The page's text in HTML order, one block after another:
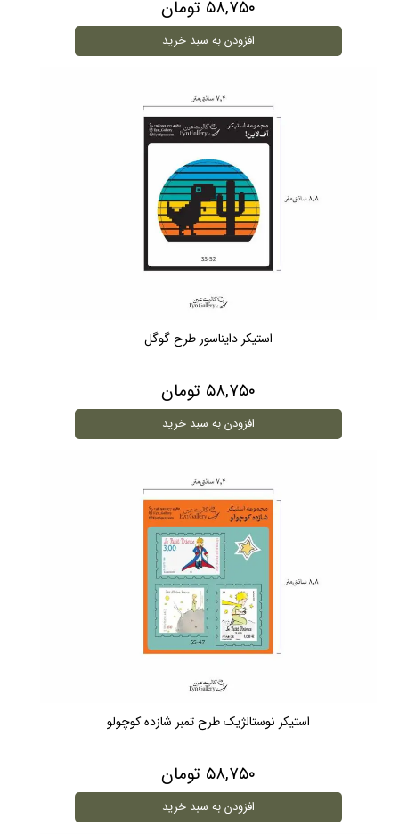
۵۸,۷۵۰ تومان
افزودن به سبد خرید
استیکر دایناسور طرح گوگل
۵۸,۷۵۰ تومان
افزودن به سبد خرید
استیکر نوستالژیک طرح تمبر شازده کوچولو
۵۸,۷۵۰ تومان
افزودن به سبد خرید